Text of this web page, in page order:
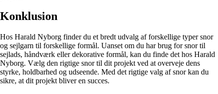
Konklusion
Hos Harald Nyborg finder du et bredt udvalg af forskellige typer snor
og sejlgarn til forskellige formål. Uanset om du har brug for snor til
sejlads, håndværk eller dekorative formål, kan du finde det hos Harald
Nyborg. Vælg den rigtige snor til dit projekt ved at overveje dens
styrke, holdbarhed og udseende. Med det rigtige valg af snor kan du
sikre, at dit projekt bliver en succes.